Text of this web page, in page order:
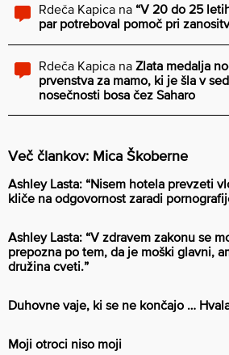
Rdeča Kapica na “V 20 do 25
par potreboval pomoč pri
Rdeča Kapica na Zlata medalja
prvenstva za mamo, ki je šla v
nosečnosti bosa čez Saharo
Več člankov: Mica Škoberne
Ashley Lasta: “Nisem hotela prevzeti
kliče na odgovornost zaradi
Ashley Lasta: “V zdravem zakonu se
prepozna po tem, da je moški glavni,
družina cveti.”
Duhovne vaje, ki se ne končajo …
Moji otroci niso moji